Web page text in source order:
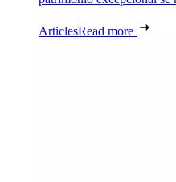
ArticlesRead more